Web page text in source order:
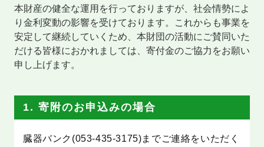
本財産の健全な運用を行っておりますが、社会情勢によ
り金利変動の影響を受けております。これからも事業を
安定して継続していくため、本財団の活動にご賛同いた
だける皆様におかれましては、寄付金のご協力をお願い
申し上げます。
1. 寄附のお申込みの場合
臓器バンク(053-435-3175)までご連絡をいただく